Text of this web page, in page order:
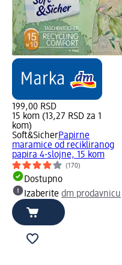
199,00 RSD
15 kom (13,27 RSD za 1
kom)
Soft&SicherPapirne
maramice od recikliranog
papira 4-slojne, 15 kom
(170)
Dostupno
Izaberite dm prodavnicu